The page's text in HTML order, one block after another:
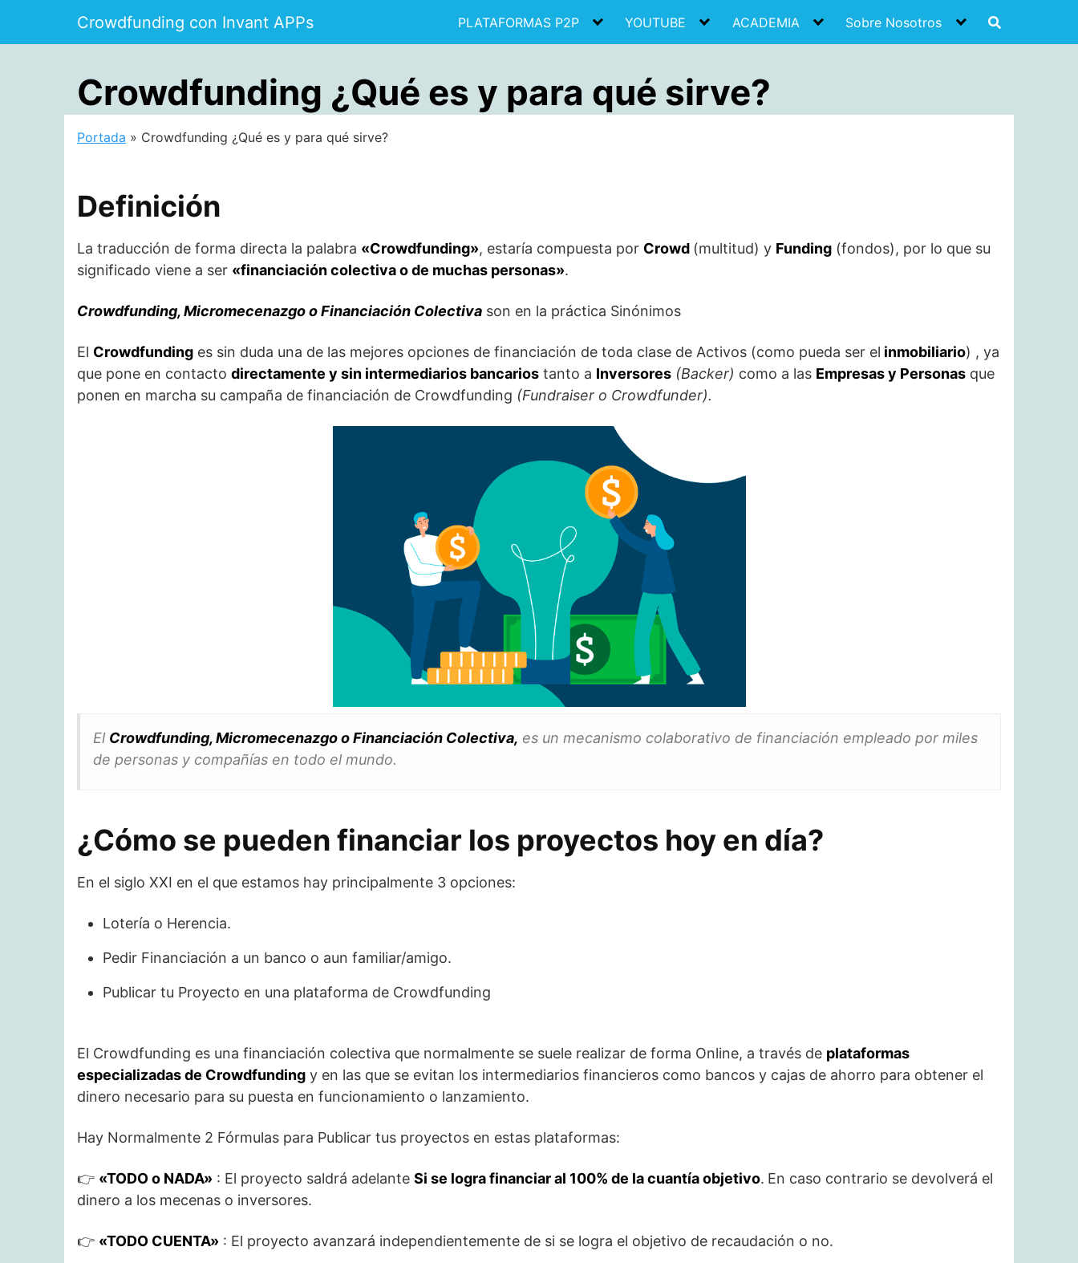
contenido
Crowdfunding con Invant APPs PLATAFORMAS P2P YOUTUBE ACADEMIA Sobre Nosotros
Crowdfunding ¿Qué es y para qué sirve?
Portada » Crowdfunding ¿Qué es y para qué sirve?
Definición
La traducción de forma directa la palabra «Crowdfunding», estaría compuesta por Crowd (multitud) y Funding (fondos), por lo que su
significado viene a ser «financiación colectiva o de muchas personas».
Crowdfunding, Micromecenazgo o Financiación Colectiva son en la práctica Sinónimos
El Crowdfunding es sin duda una de las mejores opciones de financiación de toda clase de Activos (como pueda ser el inmobiliario) , ya
que pone en contacto directamente y sin intermediarios bancarios tanto a Inversores (Backer) como a las Empresas y Personas que
ponen en marcha su campaña de financiación de Crowdfunding (Fundraiser o Crowdfunder).
El Crowdfunding, Micromecenazgo o Financiación Colectiva, es un mecanismo colaborativo de financiación empleado por miles
de personas y compañías en todo el mundo.
¿Cómo se pueden financiar los proyectos hoy en día?
En el siglo XXI en el que estamos hay principalmente 3 opciones:
Lotería o Herencia.
Pedir Financiación a un banco o aun familiar/amigo.
Publicar tu Proyecto en una plataforma de Crowdfunding
El Crowdfunding es una financiación colectiva que normalmente se suele realizar de forma Online, a través de plataformas
especializadas de Crowdfunding y en las que se evitan los intermediarios financieros como bancos y cajas de ahorro para obtener el
dinero necesario para su puesta en funcionamiento o lanzamiento.
Hay Normalmente 2 Fórmulas para Publicar tus proyectos en estas plataformas:
👉​ «TODO o NADA» : El proyecto saldrá adelante Si se logra financiar al 100% de la cuantía objetivo. En caso contrario se devolverá el
dinero a los mecenas o inversores.
👉​ «TODO CUENTA» : El proyecto avanzará independientemente de si se logra el objetivo de recaudación o no.